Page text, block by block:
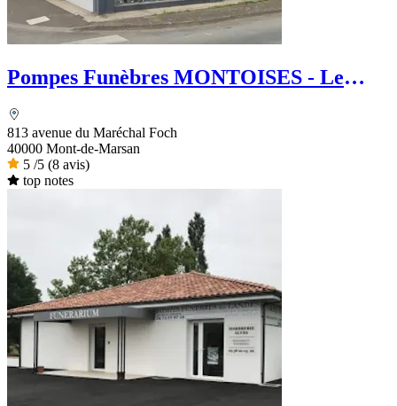
Pompes Funèbres MONTOISES - Le
813 avenue du Maréchal Foch
40000 Mont-de-Marsan
5 /5 (8 avis)
top notes